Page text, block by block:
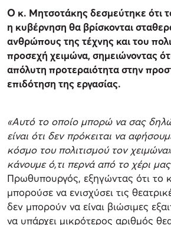
Ο κ. Μητσοτάκης δεσμεύτηκε ότι
η κυβέρνηση θα βρίσκονται
ανθρώπους της τέχνης και του
προσεχή χειμώνα, σημειώνοντας ότι
απόλυτη προτεραιότητα στην
επιδότηση της εργασίας.
«Αυτό το οποίο μπορώ να σας
είναι ότι δεν πρόκειται να
κόσμο του πολιτισμού τον
κάνουμε ό,τι περνά από το χέρι
Πρωθυπουργός, εξηγώντας ότι το
μπορούσε να ενισχύσει τις
δεν μπορούν να είναι βιώσιμες
να υπάρχει μικρότερος αριθμός